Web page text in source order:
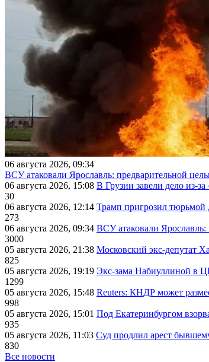
06 августа 2026, 09:34
ВСУ атаковали Ярославль: предварительной
06 августа 2026, 15:08 В Грузии завели дело из-
30
06 августа 2026, 12:14 Трамп пригрозил
273
06 августа 2026, 09:34 ВСУ атаковали
3000
05 августа 2026, 21:38 Московский экс-депутат
825
05 августа 2026, 19:19 Экс-зама Набиуллиной в
1299
05 августа 2026, 15:48 Reuters: КНДР может
998
05 августа 2026, 15:01 Под Екатеринбургом
935
05 августа 2026, 11:03 Суд продлил арест
830
Все новости